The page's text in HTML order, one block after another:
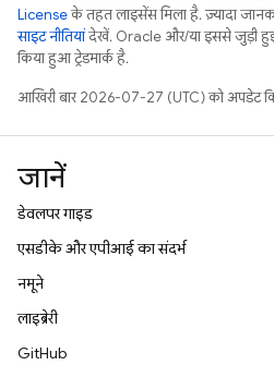
Licenseके तहत लाइसेंस मिला है. ज़्यादा
साइट नीतियांदेखें. Oracle और/या इससे जुड़ी हुई
किया हुआ ट्रेडमार्क है.
आखिरी बार 2026-07-27 (UTC) को अपडेट
जानें
डेवलपर गाइड
एसडीके और एपीआई का संदर्भ
नमूने
लाइब्रेरी
GitHub